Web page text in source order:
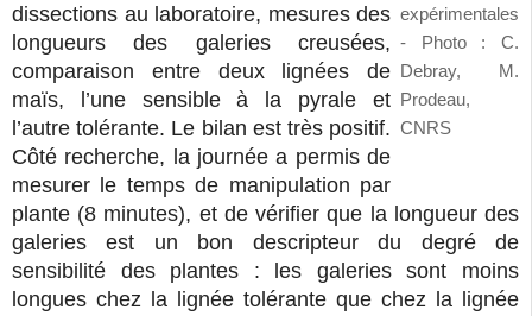
expérimentales
- Photo : C.
Debray, M.
Prodeau,
CNRS
dissections au laboratoire, mesures des
longueurs des galeries creusées,
comparaison entre deux lignées de
maïs, l’une sensible à la pyrale et
l’autre tolérante. Le bilan est très positif.
Côté recherche, la journée a permis de
mesurer le temps de manipulation par
plante (8 minutes), et de vérifier que la longueur des
galeries est un bon descripteur du degré de
sensibilité des plantes : les galeries sont moins
longues chez la lignée tolérante que chez la lignée